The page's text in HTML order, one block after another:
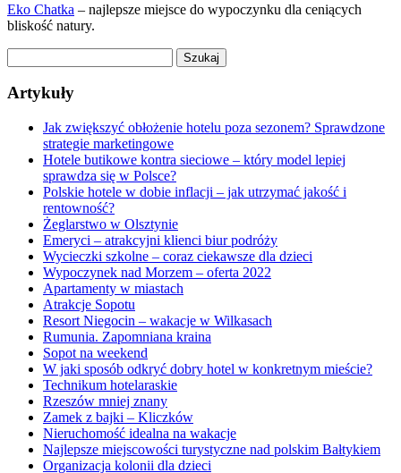
Eko Chatka – najlepsze miejsce do wypoczynku dla ceniących
bliskość natury.
Artykuły
Jak zwiększyć obłożenie hotelu poza sezonem? Sprawdzone
strategie marketingowe
Hotele butikowe kontra sieciowe – który model lepiej
sprawdza się w Polsce?
Polskie hotele w dobie inflacji – jak utrzymać jakość i
rentowność?
Żeglarstwo w Olsztynie
Emeryci – atrakcyjni klienci biur podróży
Wycieczki szkolne – coraz ciekawsze dla dzieci
Wypoczynek nad Morzem – oferta 2022
Apartamenty w miastach
Atrakcje Sopotu
Resort Niegocin – wakacje w Wilkasach
Rumunia. Zapomniana kraina
Sopot na weekend
W jaki sposób odkryć dobry hotel w konkretnym mieście?
Technikum hotelaraskie
Rzeszów mniej znany
Zamek z bajki – Kliczków
Nieruchomość idealna na wakacje
Najlepsze miejscowości turystyczne nad polskim Bałtykiem
Organizacja kolonii dla dzieci